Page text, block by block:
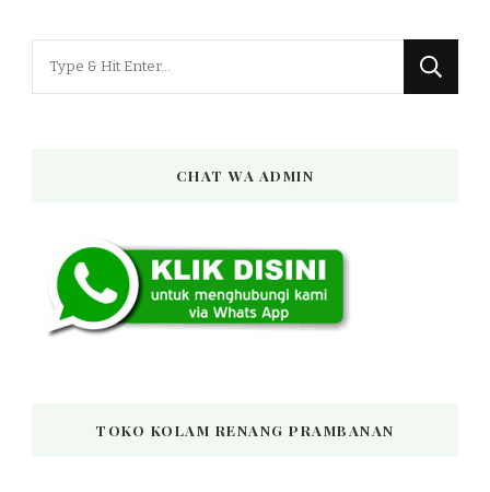
CHAT WA ADMIN
TOKO KOLAM RENANG PRAMBANAN